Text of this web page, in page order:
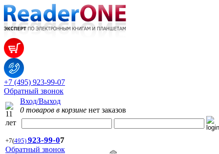
+7 (495) 923-99-07
Обратный звонок
Вход/Выход
0 товаров в корзине нет заказов
+7(495) 923-99-07
Обратный звонок